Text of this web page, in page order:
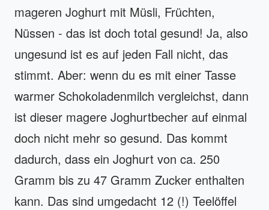
mageren Joghurt mit Müsli, Früchten,
Nüssen - das ist doch total gesund! Ja, also
ungesund ist es auf jeden Fall nicht, das
stimmt. Aber: wenn du es mit einer Tasse
warmer Schokoladenmilch vergleichst, dann
ist dieser magere Joghurtbecher auf einmal
doch nicht mehr so gesund. Das kommt
dadurch, dass ein Joghurt von ca. 250
Gramm bis zu 47 Gramm Zucker enthalten
kann. Das sind umgedacht 12 (!) Teelöffel